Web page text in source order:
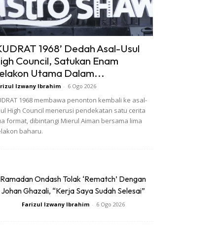
1968’ Dedah Asal-Usul
Council, Satukan Enam
Utama Dalam...
Izwany Ibrahim - 6 Ogo 2026
1968 membawa penonton kembali ke asal-
High Council menerusi pendekatan satu cerita
format, dibintangi Mierul Aiman bersama lima
baharu.
Ramadan Ondash Tolak ‘Rematch’ Dengan
Johan Ghazali, “Kerja Saya Sudah Selesai”
Farizul Izwany Ibrahim - 6 Ogo 2026